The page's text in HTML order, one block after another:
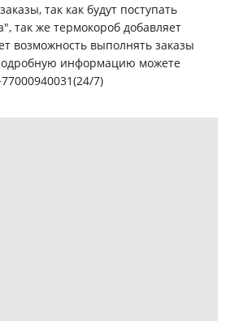
так как будут поступать
так же термокороб добавляет
возможность выполнять заказы
информацию можете
7)